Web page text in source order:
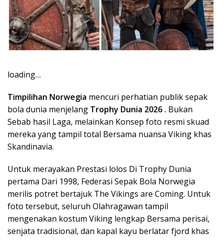
loading…
Timpilihan Norwegia mencuri perhatian publik sepak
bola dunia menjelang Trophy Dunia 2026 . Bukan
Sebab hasil Laga, melainkan Konsep foto resmi skuad
mereka yang tampil total Bersama nuansa Viking khas
Skandinavia.
Untuk merayakan Prestasi lolos Di Trophy Dunia
pertama Dari 1998, Federasi Sepak Bola Norwegia
merilis potret bertajuk The Vikings are Coming. Untuk
foto tersebut, seluruh Olahragawan tampil
mengenakan kostum Viking lengkap Bersama perisai,
senjata tradisional, dan kapal kayu berlatar fjord khas